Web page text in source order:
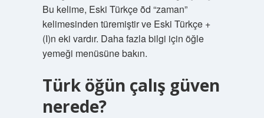
Bu kelime, Eski Türkçe ȫd “zaman”
kelimesinden türemiştir ve Eski Türkçe +
(I)n eki vardır. Daha fazla bilgi için öğle
yemeği menüsüne bakın.
Türk öğün çalış güven
nerede?